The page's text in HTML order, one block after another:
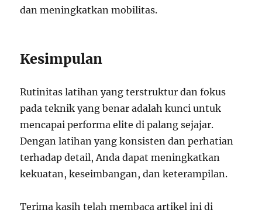
dan meningkatkan mobilitas.
Kesimpulan
Rutinitas latihan yang terstruktur dan fokus
pada teknik yang benar adalah kunci untuk
mencapai performa elite di palang sejajar.
Dengan latihan yang konsisten dan perhatian
terhadap detail, Anda dapat meningkatkan
kekuatan, keseimbangan, dan keterampilan.
Terima kasih telah membaca artikel ini di